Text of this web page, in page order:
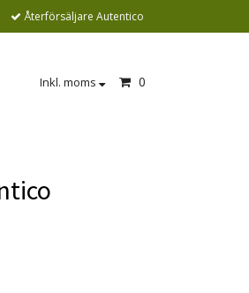
Återförsäljare Autentico
Inkl. moms 0